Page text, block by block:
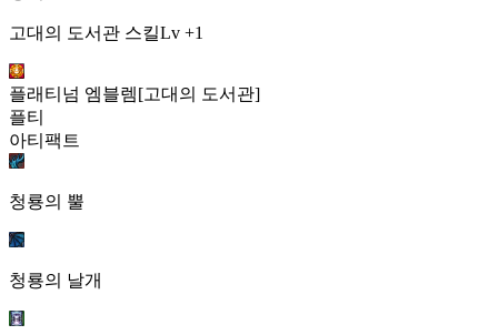
고대의 도서관 스킬Lv +1
플래티넘 엠블렘[고대의 도서관]
플티
아티팩트
청룡의 뿔
청룡의 날개